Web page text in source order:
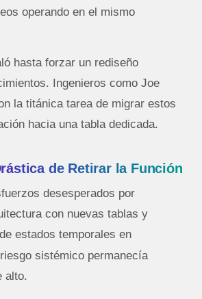
operando en el mismo
hasta forzar un rediseño
Ingenieros como Joe
la titánica tarea de migrar estos
hacia una tabla dedicada.
de Retirar la Función
desesperados por
con nuevas tablas y
estados temporales en
sistémico permanecía
alto.